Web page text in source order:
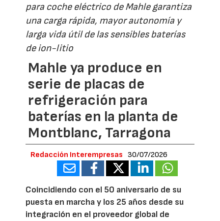
para coche eléctrico de Mahle garantiza
una carga rápida, mayor autonomía y
larga vida útil de las sensibles baterías
de ion-litio
Mahle ya produce en
serie de placas de
refrigeración para
baterías en la planta de
Montblanc, Tarragona
Redacción Interempresas 30/07/2026
Coincidiendo con el 50 aniversario de su
puesta en marcha y los 25 años desde su
integración en el proveedor global de